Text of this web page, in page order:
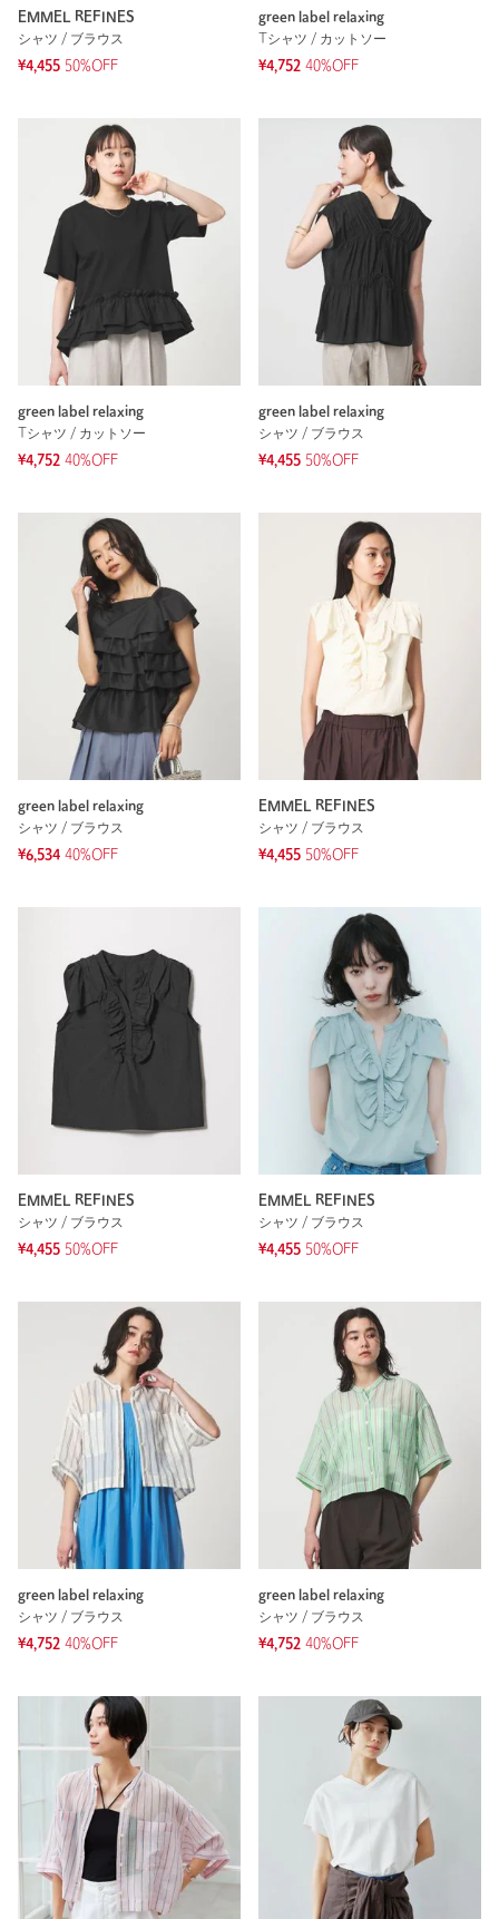
EMMEL REFINES
シャツ / ブラウス
¥4,455 50%OFF
green label relaxing
Tシャツ / カットソー
¥4,752 40%OFF
green label relaxing
Tシャツ / カットソー
¥4,752 40%OFF
green label relaxing
シャツ / ブラウス
¥4,455 50%OFF
green label relaxing
シャツ / ブラウス
¥6,534 40%OFF
EMMEL REFINES
シャツ / ブラウス
¥4,455 50%OFF
EMMEL REFINES
シャツ / ブラウス
¥4,455 50%OFF
EMMEL REFINES
シャツ / ブラウス
¥4,455 50%OFF
green label relaxing
シャツ / ブラウス
¥4,752 40%OFF
green label relaxing
シャツ / ブラウス
¥4,752 40%OFF